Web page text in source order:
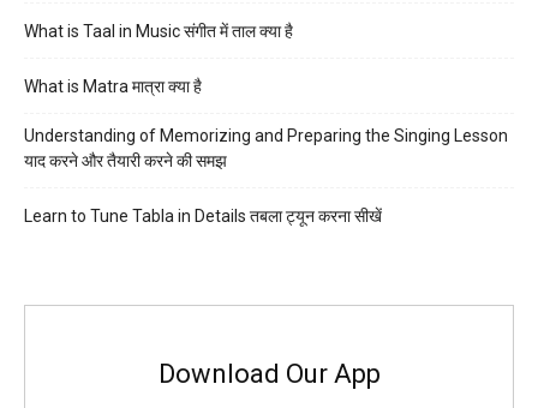
What is Taal in Music संगीत में ताल क्या है
What is Matra मात्रा क्या है
Understanding of Memorizing and Preparing the Singing Lesson
याद करने और तैयारी करने की समझ
Learn to Tune Tabla in Details तबला ट्यून करना सीखें
Download Our App